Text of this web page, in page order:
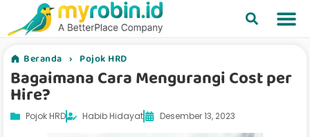
Beranda › Pojok HRD
Bagaimana Cara Mengurangi Cost per
Hire?
Pojok HRD Habib Hidayat Desember 13, 2023